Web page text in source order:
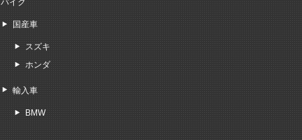
国産車
スズキ
ホンダ
輸入車
BMW